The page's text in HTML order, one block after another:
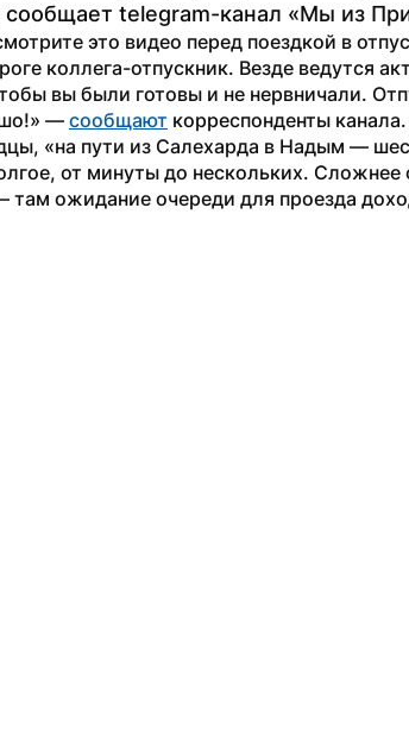
сообщает telegram-канал «Мы из
это видео перед поездкой в
коллега-отпускник. Везде ведутся
вы были готовы и не нервничали.
— сообщают корреспонденты канала.
«на пути из Салехарда в Надым —
от минуты до нескольких. Сложнее
там ожидание очереди для проезда